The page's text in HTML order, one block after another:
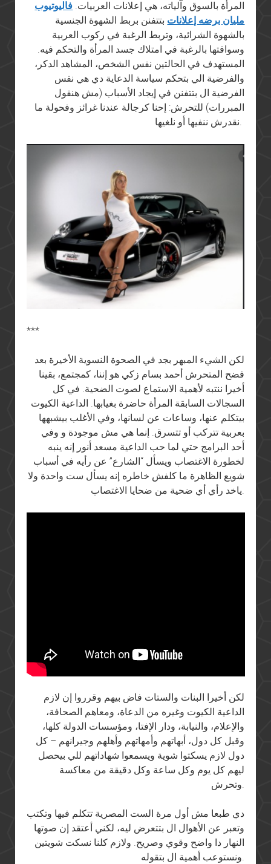
المرأة بالسوق وآلياته، هي إعلانات العربيات. فاليوتيوب
مليان برضه إعلانات بتتفنن بربط الشهوة الجنسية
بالشهوة الشرائية، وتربط الرغبة في ركوب العربية
وسواقتها بالرغبة في امتلاك جسد المرأة والتحكم فيه.
المستهدف في الحالتين نفس الشخص، المشاهد الدكر،
والفرضية الي بتحكم سياسة الدعاية دي هي نفس
الفرضية ال بتتفنن في إيجاد الأسباب (مش هنقول
المبررات) للتحرش: إحنا كرجالة عندنا غرائز وفحولة ما
نقدرش ننفيها أو نلغيها.
***
لكن الشيء المبهر بجد في الصحوة النسوية الأخيرة بعد
فضح المتحرش أحمد بسام زكي هو إننا، كمجتمع، بقينا
أخيرا ننتبه لأهمية الاستماع لصوت الضحية. في كل
السجالات السابقة المرأة حاضرة بغيابها. الداعية الكيوت
بيتكلم عنها، وساعات عن لسانها، وفي الأغلب بيشبهها
بعربية تتركب أو تتسرق. إنما هي مش موجودة و وفي
أحد البرامج حتي لما حب الداعية مسعد أنور إنه ينبه
لخطورة الاغتصاب ويسأل “الشارع” عن رأيه في أسباب
شويع الظاهرة ما كلفش خاطره إنه يسأل ست واحدة ولا
لكن أخيرا البنات والستات فاض بيهم وقرروا إن لازم
الداعية الكيوت وغيره من الدعاة، ومعاهم الصحافة،
والإعلام، والنيابة، ودار الإفتا، ومؤسسات الدولة كلها،
وقبل كل دول، أبهاتهم وأمهاتهم وأهلهم وجيرانهم – كل
دول لازم يسكتوا شوية ويسمعوا شهاداتهم للي بيحصل
ليهم كل يوم وكل ساعة وكل دقيقة من معاكسة
وتحرش.
دي طبعا مش أول مرة الست المصرية تتكلم فيها وتكتب
وتعبر عن الأهوال ال بتتعرض ليه، لكني أعتقد إن صوتها
النهار دا واضح وقوي وصريح. ولازم كلنا نسكت شويتين
ونستوعب أهمية ال بتقوله.